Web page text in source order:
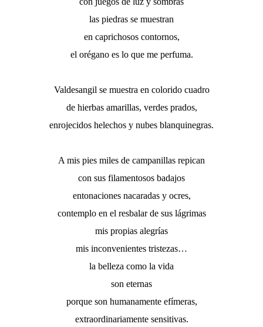
las piedras se muestran
en caprichosos contornos,
el orégano es lo que me perfuma.
Valdesangil se muestra en colorido cuadro
de hierbas amarillas, verdes prados,
enrojecidos helechos y nubes blanquinegras.
A mis pies miles de campanillas repican
con sus filamentosos badajos
entonaciones nacaradas y ocres,
contemplo en el resbalar de sus lágrimas
mis propias alegrías
mis inconvenientes tristezas…
la belleza como la vida
son eternas
porque son humanamente efímeras,
extraordinariamente sensitivas.